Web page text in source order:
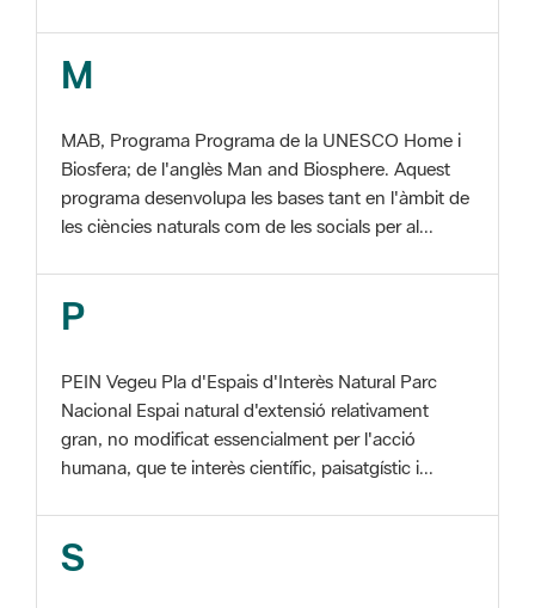
Biosfera; de l'anglès Man and Biosphere. Aquest
les ciències naturals com de les socials per al...
P
Nacional Espai natural d'extensió relativament
humana, que te interès científic, paisatgístic i...
S
l'anglès GIS, Geographic Information System. La